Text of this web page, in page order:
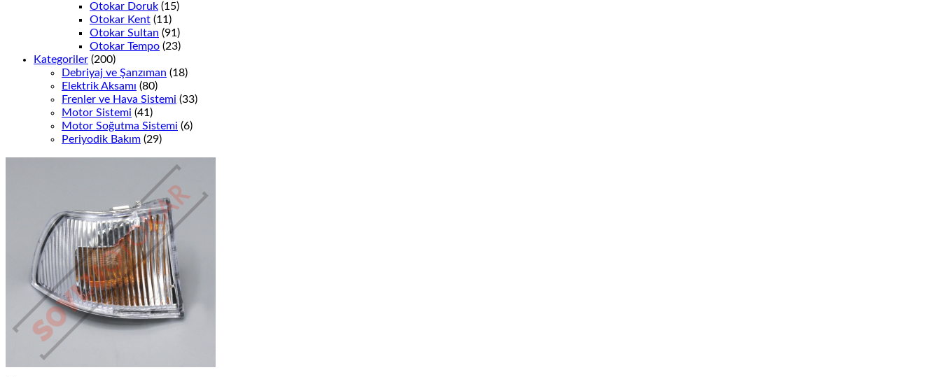
Otokar Doruk (15)
Otokar Kent (11)
Otokar Sultan (91)
Otokar Tempo (23)
Kategoriler (200)
Debriyaj ve Şanzıman (18)
Elektrik Aksamı (80)
Frenler ve Hava Sistemi (33)
Motor Sistemi (41)
Motor Soğutma Sistemi (6)
Periyodik Bakım (29)